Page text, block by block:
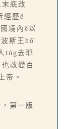
底改
經歷ê
境內ê以
斯王hō͘
tńg去耶
改變百
帝。
第一版